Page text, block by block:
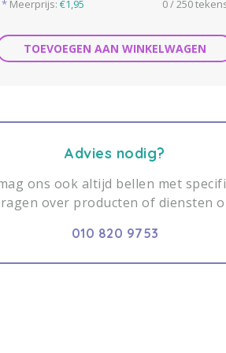
* Meerprijs: €1,95 0 / 250
TOEVOEGEN AAN WINKELWAGEN
Advies nodig?
ons ook altijd bellen met
over producten of diensten
010 820 9753